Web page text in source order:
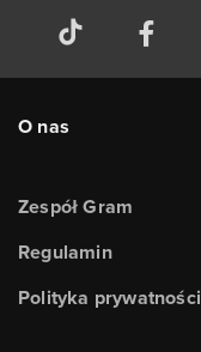
O nas
Zespół Gram
Regulamin
Polityka prywatności